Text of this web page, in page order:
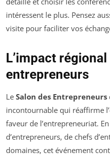
intéressent le plus. Pensez
visite pour faciliter vos
L’impact
entrepreneurs
Le Salon des Entrepreneurs
incontournable qui réaffirme
faveur de l’entrepreneuriat.
d’entrepreneurs, de chefs
domaines, cet événement